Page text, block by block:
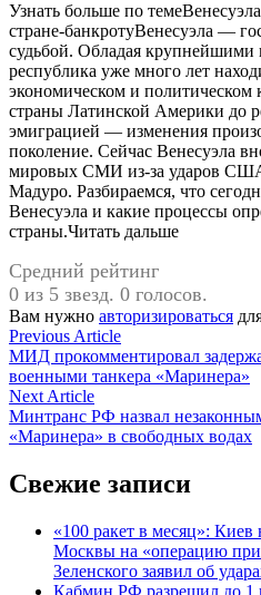
Узнать больше по
стране-банкротуВенесуэла —
судьбой. Обладая крупнейшими
республика уже много лет
экономическом и политическом
страны Латинской Америки до
эмиграцией — изменения
поколение. Сейчас Венесуэла
мировых СМИ из-за ударов США
Мадуро. Разбираемся, что
Венесуэла и какие процессы
страны.Читать дальше
Средний рейтинг
0 из 5 звезд. 0 голосов.
Вам нужно авторизироваться
Навигация
по
записям
Previous ArticlePrevious
article:
МИД прокомментировал
военными танкера «Маринера»
Next ArticleNext
article:
Минтранс РФ назвал
«Маринера» в свободных водах
Свежие записи
«100 ракет в месяц»:
Москвы на «операцию
Зеленского заявил об